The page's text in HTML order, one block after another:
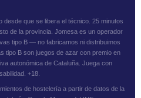
desde que se libera el técnico. 25 minutos
de la provincia. Jomesa es un operador
tipo B — no fabricamos ni distribuimos
tipo B son juegos de azar con premio en
autonómica de Cataluña. Juega con
+18.
de hostelería a partir de datos de la